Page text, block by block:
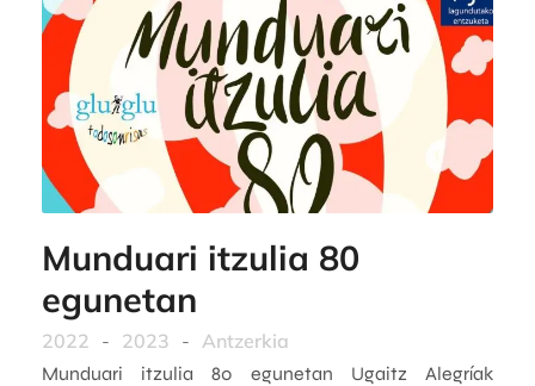
Munduari itzulia 80
egunetan
2022 - 2023 - Antzerkia
Munduari itzulia 80 egunetan Ugaitz Alegríak